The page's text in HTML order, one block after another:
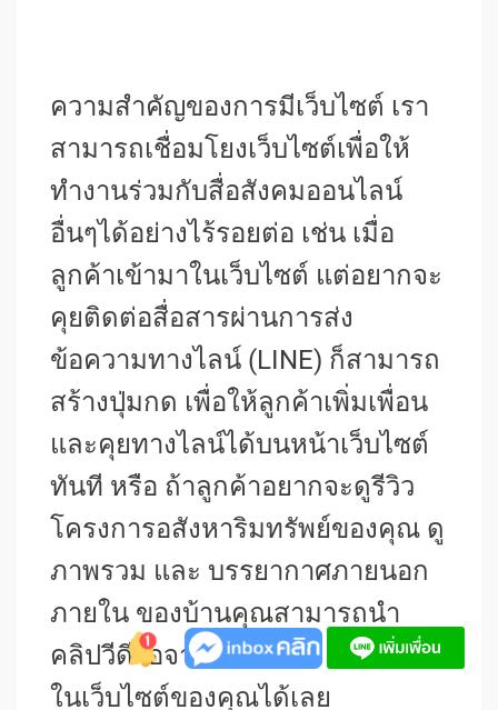
ความสำคัญของการมีเว็บไซต์ เรา
สามารถเชื่อมโยงเว็บไซต์เพื่อให้
ทำงานร่วมกับสื่อสังคมออนไลน์
อื่นๆได้อย่างไร้รอยต่อ เช่น เมื่อ
ลูกค้าเข้ามาในเว็บไซต์ แต่อยากจะ
คุยติดต่อสื่อสารผ่านการส่ง
ข้อความทางไลน์ (LINE) ก็สามารถ
สร้างปุ่มกด เพื่อให้ลูกค้าเพิ่มเพื่อน
และคุยทางไลน์ได้บนหน้าเว็บไซต์
ทันที หรือ ถ้าลูกค้าอยากจะดูรีวิว
โครงการอสังหาริมทรัพย์ของคุณ ดู
ภาพรวม และ บรรยากาศภายนอก
ภายใน ของบ้านคุณสามารถนำ
คลิปวีดีโอจาก YouTube มาใส่ลง
ในเว็บไซต์ของคุณได้เลย